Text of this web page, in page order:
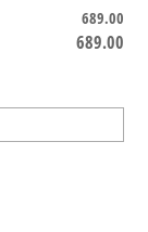
689.00
689.00